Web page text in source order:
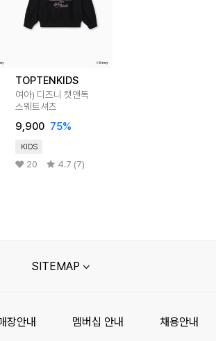
TOPTENKIDS
여아) 디즈니 캣앤독
스웨트셔츠
9,900 75%
KIDS
20 4.7 (7)
SITEMAP
장안내 멤버십 안내 채용안내